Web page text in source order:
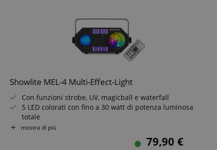
Showlite MEL-4 Multi-Effect-Light
Con funzioni strobe, UV, magicball e waterfall
5 LED colorati con fino a 30 watt di potenza luminosa
totale
Facile da usare - modalità automatica e a controllo
Staffa di montaggio in metallo bloccabile per
mostra di più
79,90 €